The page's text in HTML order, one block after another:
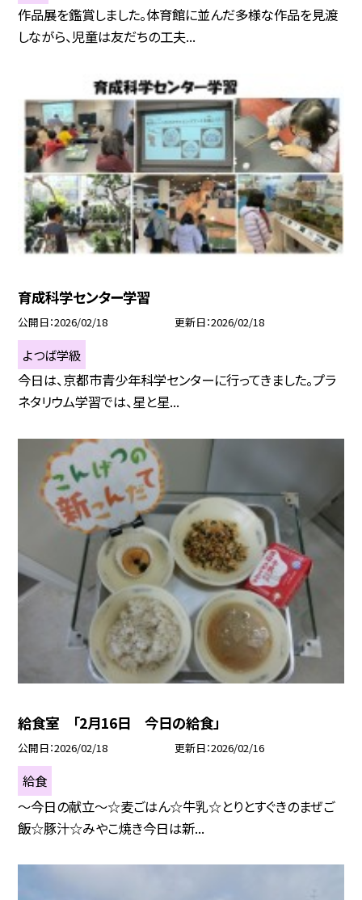
作品展を鑑賞しました。体育館に並んだ多様な作品を見渡
しながら、児童は友だちの工夫...
育成科学センター学習
公開日 2026/02/18 更新日 2026/02/18
よつば学級
今日は、京都市青少年科学センターに行ってきました。プラ
ネタリウム学習では、星と星...
給食室 「2月16日 今日の給食」
公開日 2026/02/18 更新日 2026/02/16
給食
～今日の献立～☆麦ごはん☆牛乳☆とりとすぐきのまぜご
飯☆豚汁☆みやこ焼き今日は新...